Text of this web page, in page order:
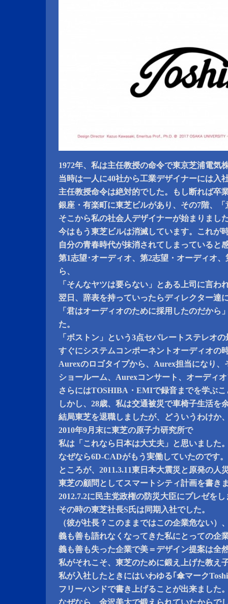
1972年、私は主任教授の命令で東京芝浦電気
当時は一人に40社から工業デザイナーには入
主任教授命令は絶対的でした。もし断れば卒
銀座・有楽町に東芝ビルがあり、その7階、
そこから私の社会人デザイナーが始まりまし
今はもう東芝ビルは消滅しています。これが
自分の青春時代が抹消されてしまっていると
第1志望･オーディオ、第2志望・オーディオ
ら、
「そんなヤツは要らない」とある上司に言わ
翌日、辞表を持っていったらディレクター達
「君はオーディオのために採用したのだから
た。
「ボストン」という3点セパレートステレオ
すぐにシステムコンポーネントオーディオの
Aurexのロゴタイプから、Aurex担当になり
ショールーム、Aurexコンサート、オーディ
さらにはTOSHIBA・EMIで録音までを学ぶ
しかし、28歳、私は交通被災で車椅子生活を
結局東芝を退職しましたが、どういうわけか
2010年9月末に東芝の原子力研究所で
私は「これなら日本は大丈夫」と思いました
なぜなら6D-CADがもう実働していたのです
ところが、2011.3.11東日本大震災と原発の人
東芝の顧問としてスマートシティ計画を書き
2012.7.2に民主党政権の防災大臣にプレゼを
その時の東芝社長S氏は同期入社でした。
（彼が社長？このままではこの企業危ない）
義も善も語れなくなってきた私にとっての企
義も善も失った企業で美＝デザイン提案は全
私がそれこそ、東芝のために鍛え上げた教え
私が入社したときにはいわゆる｢傘マーク
フリーハンドで書き上げることが出来ました
なぜなら、金沢美大で鍛えられていたからで